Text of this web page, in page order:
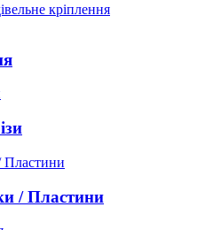
кріплення
/ Пластини